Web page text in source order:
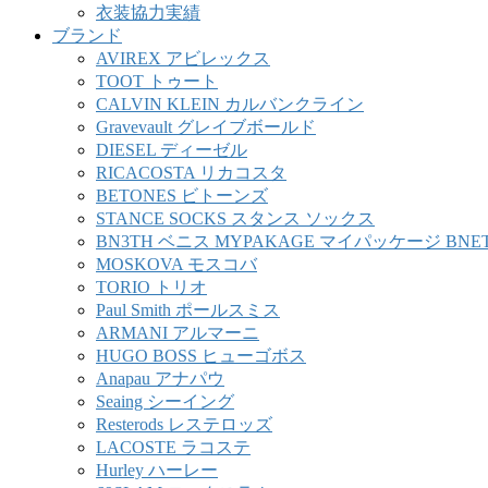
衣装協力実績
ブランド
AVIREX アビレックス
TOOT トゥート
CALVIN KLEIN カルバンクライン
Gravevault グレイブボールド
DIESEL ディーゼル
RICACOSTA リカコスタ
BETONES ビトーンズ
STANCE SOCKS スタンス ソックス
BN3TH ベニス MYPAKAGE マイパッケージ
MOSKOVA モスコバ
TORIO トリオ
Paul Smith ポールスミス
ARMANI アルマーニ
HUGO BOSS ヒューゴボス
Anapau アナパウ
Seaing シーイング
Resterods レステロッズ
LACOSTE ラコステ
Hurley ハーレー